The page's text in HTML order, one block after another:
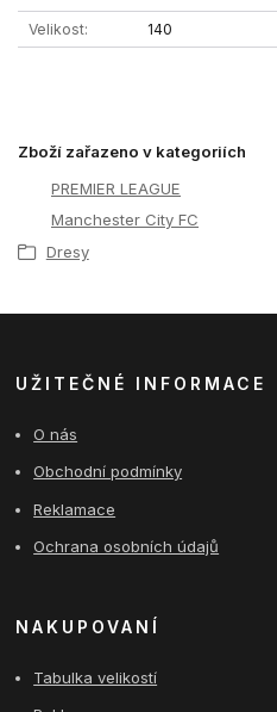
Velikost 140
Zboží zařazeno v kategoriích
PREMIER LEAGUE
Manchester City FC
Dresy
UŽITEČNÉ INFORMACE
O nás
Obchodní podmínky
Reklamace
Ochrana osobních údajů
NAKUPOVANÍ
Tabulka velikostí